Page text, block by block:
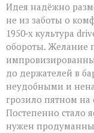
Идея надёжно
не из заботы о
1950‑х культура
обороты. Желание
до держателей в
неудобными и
грозило пятном на
Постепенно стало
нужен